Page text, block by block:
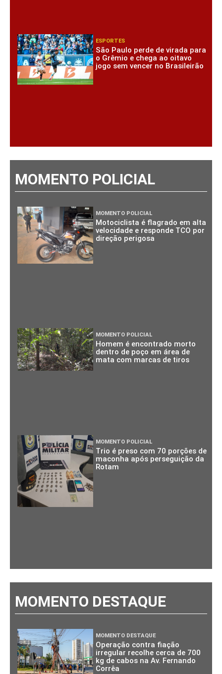
ESPORTES
São Paulo perde de virada para
o Grêmio e chega ao oitavo
jogo sem vencer no Brasileirão
MOMENTO POLICIAL
MOMENTO POLICIAL
Motociclista é flagrado em alta
velocidade e responde TCO por
direção perigosa
MOMENTO POLICIAL
Homem é encontrado morto
dentro de poço em área de
mata com marcas de tiros
MOMENTO POLICIAL
Trio é preso com 70 porções de
maconha após perseguição da
Rotam
MOMENTO DESTAQUE
MOMENTO DESTAQUE
Operação contra fiação
irregular recolhe cerca de 700
kg de cabos na Av. Fernando
Corrêa